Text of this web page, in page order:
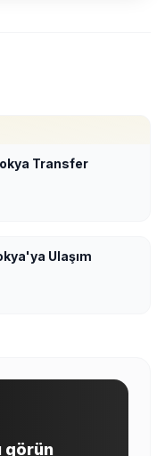
Transfer
Ulaşım
görün